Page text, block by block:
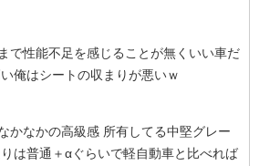
で性能不足を感じることが無くいい車だ
俺はシートの収まりが悪いｗ
かなかの高級感 所有してる中堅グレー
は普通＋αぐらいで軽自動車と比べれば